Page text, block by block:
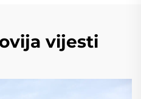
vijesti